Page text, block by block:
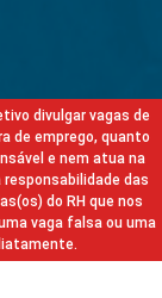
divulgar vagas de
de emprego, quanto
e nem atua na
das
do RH que nos
vaga falsa ou uma